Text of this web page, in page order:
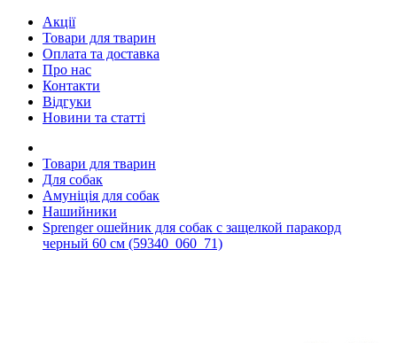
Акції
Товари для тварин
Оплата та доставка
Про нас
Контакти
Відгуки
Новини та статті
Товари для тварин
Для собак
Амуніція для собак
Нашийники
Sprenger ошейник для собак с защелкой паракорд
черный 60 см (59340_060_71)